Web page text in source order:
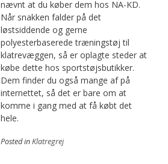
nævnt at du køber dem hos NA-KD.
Når snakken falder på det
løstsiddende og gerne
polyesterbaserede træningstøj til
klatrevæggen, så er oplagte steder at
købe dette hos sportstøjsbutikker.
Dem finder du også mange af på
internettet, så det er bare om at
komme i gang med at få købt det
hele.
Posted inKlatregrej